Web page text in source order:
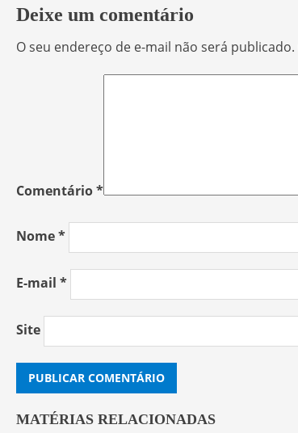
Deixe um comentário
O seu endereço de e-mail não será publicado.
Comentário*
Nome*
E-mail *
Site
MATÉRIAS RELACIONADAS